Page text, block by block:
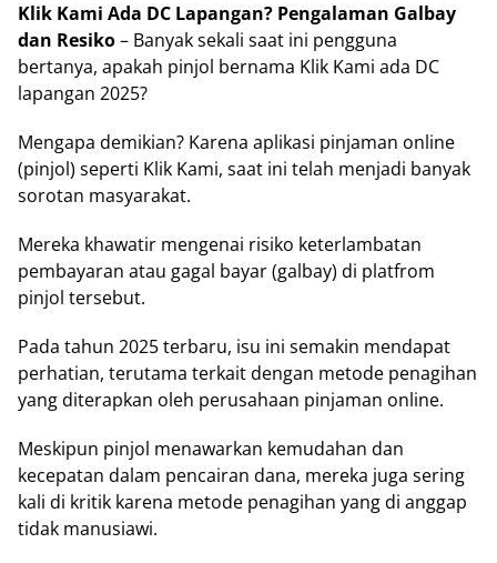
Klik Kami Ada DC Lapangan? Pengalaman Galbay
dan Resiko– Banyak sekali saat ini pengguna
bertanya, apakah pinjol bernama Klik Kami ada DC
lapangan 2025?
Mengapa demikian? Karena aplikasi pinjaman online
(pinjol) seperti Klik Kami, saat ini telah menjadi banyak
sorotan masyarakat.
Mereka khawatir mengenai risiko keterlambatan
pembayaran atau gagal bayar (galbay) di platfrom
pinjol tersebut.
Pada tahun 2025 terbaru, isu ini semakin mendapat
perhatian, terutama terkait dengan metode penagihan
yang diterapkan oleh perusahaan pinjaman online.
Meskipun pinjol menawarkan kemudahan dan
kecepatan dalam pencairan dana, mereka juga sering
kali di kritik karena metode penagihan yang di anggap
tidak manusiawi.